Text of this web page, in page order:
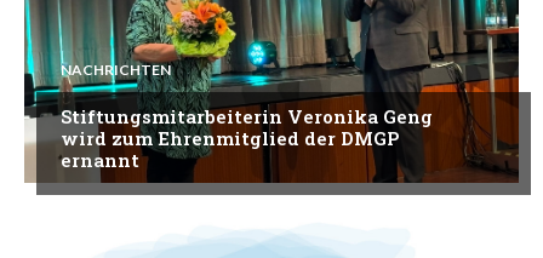
NACHRICHTEN
Stiftungsmitarbeiterin Veronika Geng
wird zum Ehrenmitglied der DMGP
ernannt